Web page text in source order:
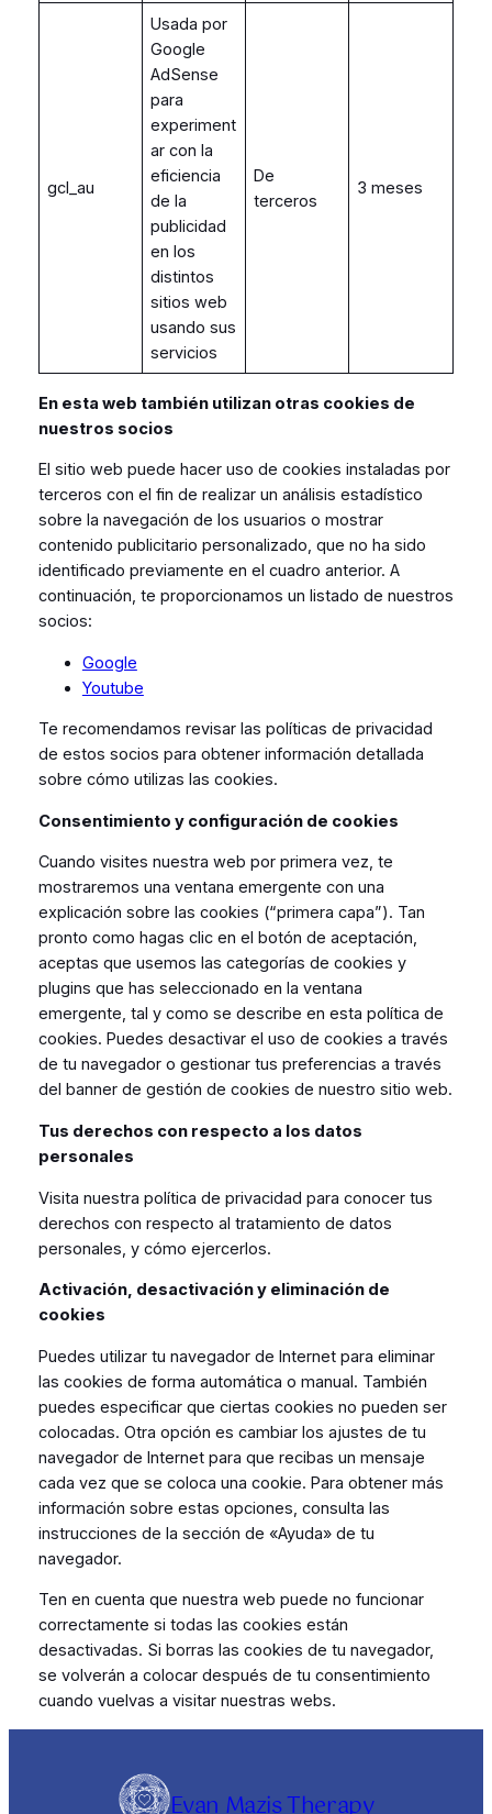
gcl_au
Usada por
Google
AdSense
para
experiment
ar con la
eficiencia
de la
publicidad
en los
distintos
sitios web
usando sus
servicios
De
terceros
3 meses
En esta web también utilizan otras cookies de
nuestros socios
El sitio web puede hacer uso de cookies instaladas por
terceros con el fin de realizar un análisis estadístico
sobre la navegación de los usuarios o mostrar
contenido publicitario personalizado, que no ha sido
identificado previamente en el cuadro anterior. A
continuación, te proporcionamos un listado de nuestros
socios:
Google
Youtube
Te recomendamos revisar las políticas de privacidad
de estos socios para obtener información detallada
sobre cómo utilizas las cookies.
Consentimiento y configuración de cookies
Cuando visites nuestra web por primera vez, te
mostraremos una ventana emergente con una
explicación sobre las cookies (“primera capa”). Tan
pronto como hagas clic en el botón de aceptación,
aceptas que usemos las categorías de cookies y
plugins que has seleccionado en la ventana
emergente, tal y como se describe en esta política de
cookies. Puedes desactivar el uso de cookies a través
de tu navegador o gestionar tus preferencias a través
del banner de gestión de cookies de nuestro sitio web.
Tus derechos con respecto a los datos
personales
Visita nuestra política de privacidad para conocer tus
derechos con respecto al tratamiento de datos
personales, y cómo ejercerlos.
Activación, desactivación y eliminación de
cookies
Puedes utilizar tu navegador de Internet para eliminar
las cookies de forma automática o manual. También
puedes especificar que ciertas cookies no pueden ser
colocadas. Otra opción es cambiar los ajustes de tu
navegador de Internet para que recibas un mensaje
cada vez que se coloca una cookie. Para obtener más
información sobre estas opciones, consulta las
instrucciones de la sección de «Ayuda» de tu
navegador.
Ten en cuenta que nuestra web puede no funcionar
correctamente si todas las cookies están
desactivadas. Si borras las cookies de tu navegador,
se volverán a colocar después de tu consentimiento
cuando vuelvas a visitar nuestras webs.